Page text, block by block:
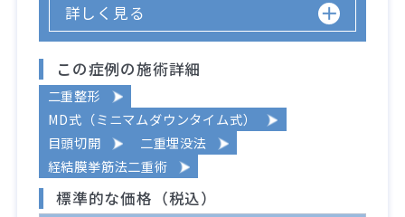
詳しく見る
この症例の施術詳細
二重整形
MD式（ミニマムダウンタイム式）
目頭切開
二重埋没法
経結膜挙筋法二重術
標準的な価格（税込）